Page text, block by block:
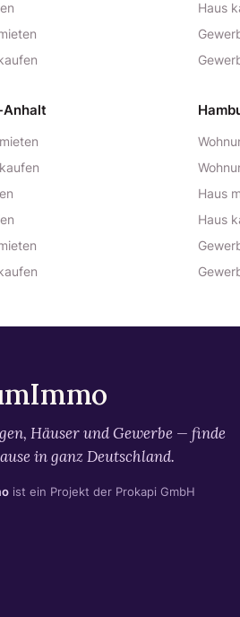
Haus
Anhalt
Haus
Haus
Häuser und Gewerbe — finde
in ganz Deutschland.
ist ein Projekt der Prokapi GmbH